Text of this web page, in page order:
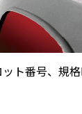
ト番号、規